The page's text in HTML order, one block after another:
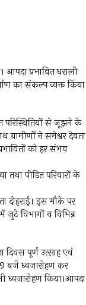
प्रभावित धराली
का संकल्प व्यक्त किया
परिस्थितियों से जूझने के
ग्रामीणों ने समेश्वर देवता
को हर संभव
पीड़ित परिवारों के
दोहराई। इस मौके पर
विभागों व विभिन्न
दिवस पूर्ण उत्साह एवं
बजे ध्वजारोहण कर
ध्वजारोहण किया।आपदा